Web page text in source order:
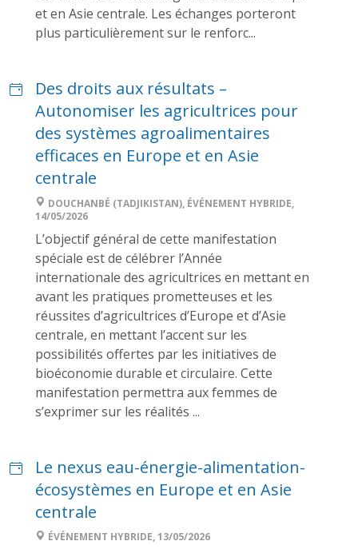
et en Asie centrale. Les échanges porteront
plus particulièrement sur le renforc...
Des droits aux résultats –
Autonomiser les agricultrices pour
des systèmes agroalimentaires
efficaces en Europe et en Asie
centrale
DOUCHANBÉ (TADJIKISTAN), ÉVÉNEMENT HYBRIDE,
14/05/2026
L’objectif général de cette manifestation
spéciale est de célébrer l’Année
internationale des agricultrices en mettant en
avant les pratiques prometteuses et les
réussites d’agricultrices d’Europe et d’Asie
centrale, en mettant l’accent sur les
possibilités offertes par les initiatives de
bioéconomie durable et circulaire. Cette
manifestation permettra aux femmes de
s’exprimer sur les réalités ...
Le nexus eau-énergie-alimentation-
écosystèmes en Europe et en Asie
centrale
ÉVÉNEMENT HYBRIDE, 13/05/2026